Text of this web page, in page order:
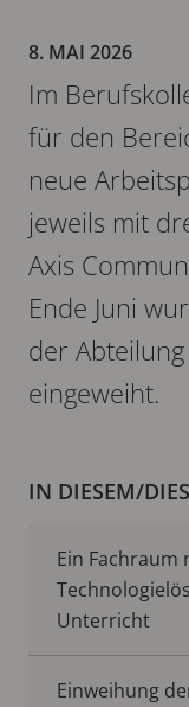
8. MAI 2026
Im
für den
neue
jeweils mit
Axis
Ende Juni
der
eingeweiht.
IN DIESEM/
Ein
Unterricht
Einweihung